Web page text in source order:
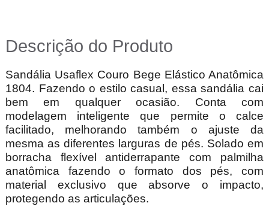
Descrição do Produto
Sandália Usaflex Couro Bege Elástico Anatômica
1804. Fazendo o estilo casual, essa sandália cai
bem em qualquer ocasião. Conta com
modelagem inteligente que permite o calce
facilitado, melhorando também o ajuste da
mesma as diferentes larguras de pés. Solado em
borracha flexível antiderrapante com palmilha
anatômica fazendo o formato dos pés, com
material exclusivo que absorve o impacto,
protegendo as articulações.